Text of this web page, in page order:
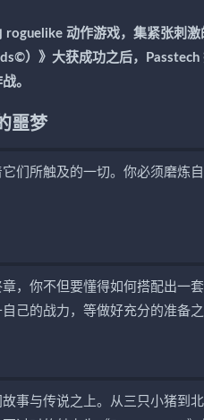
roguelike 动作游戏，集紧张刺
）》大获成功之后，
。
噩梦
们所触及的一切。你必须磨炼
，你不但要懂得如何搭配出一
己的战力，等做好充分的准备
事与传说之上。从三只小猪到